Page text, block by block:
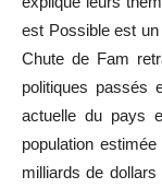
est Possible est
Chute de Fam
politiques passés
actuelle du pays
population
milliards de